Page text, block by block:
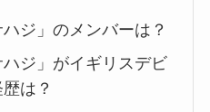
ジ」のメンバーは？
ジ」がイギリスデビ
は？